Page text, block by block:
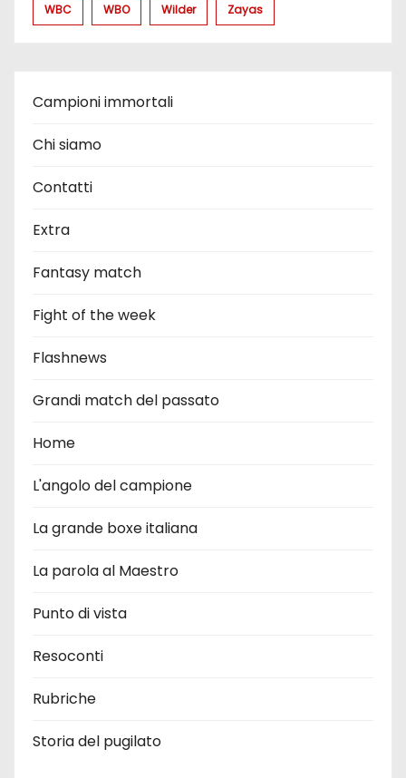
WBC WBO Wilder Zayas
Campioni immortali
Chi siamo
Contatti
Extra
Fantasy match
Fight of the week
Flashnews
Grandi match del passato
Home
L'angolo del campione
La grande boxe italiana
La parola al Maestro
Punto di vista
Resoconti
Rubriche
Storia del pugilato